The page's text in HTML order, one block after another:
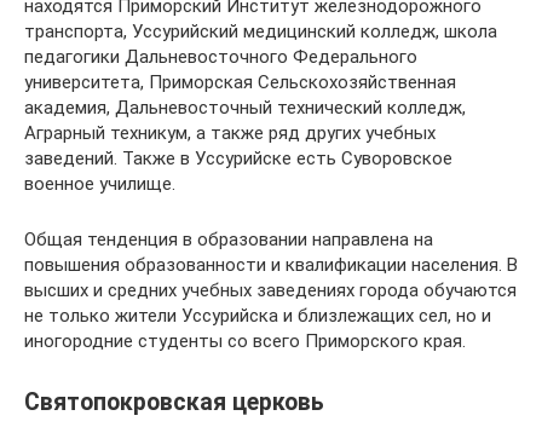
находятся Приморский Институт железнодорожного
транспорта, Уссурийский медицинский колледж, школа
педагогики Дальневосточного Федерального
университета, Приморская Сельскохозяйственная
академия, Дальневосточный технический колледж,
Аграрный техникум, а также ряд других учебных
заведений. Также в Уссурийске есть Суворовское
военное училище.
Общая тенденция в образовании направлена на
повышения образованности и квалификации населения. В
высших и средних учебных заведениях города обучаются
не только жители Уссурийска и близлежащих сел, но и
иногородние студенты со всего Приморского края.
Святопокровская церковь